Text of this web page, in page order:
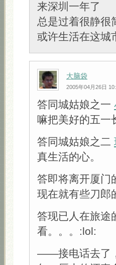
来深圳一年了
总是过着很静很
或许生活在这
大脑袋
2005年04月26日
答同城姑娘之一
嘛把美好的五一
答同城姑娘之二
真生活的心。
答即将离开厦门
现在就有些刀郎
答现已人在旅途
看。。。:lol:
——接电话去了